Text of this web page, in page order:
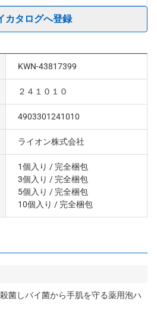
カタログへ登録
KWN-43817399
２４１０１０
4903301241010
ライオン株式会社
1個入り / 完全梱包
3個入り / 完全梱包
5個入り / 完全梱包
10個入り / 完全梱包
菌しバイ菌から手肌を守る薬用泡ハ